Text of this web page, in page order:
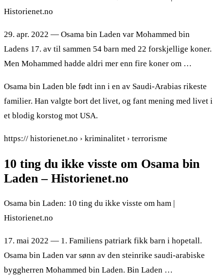
Historienet.no
29. apr. 2022 — Osama bin Laden var Mohammed bin
Ladens 17. av til sammen 54 barn med 22 forskjellige koner.
Men Mohammed hadde aldri mer enn fire koner om …
Osama bin Laden ble født inn i en av Saudi-Arabias rikeste
familier. Han valgte bort det livet, og fant mening med livet i
et blodig korstog mot USA.
https:// historienet.no › kriminalitet › terrorisme
10 ting du ikke visste om Osama bin
Laden – Historienet.no
Osama bin Laden: 10 ting du ikke visste om ham |
Historienet.no
17. mai 2022 — 1. Familiens patriark fikk barn i hopetall.
Osama bin Laden var sønn av den steinrike saudi-arabiske
byggherren Mohammed bin Laden. Bin Laden …